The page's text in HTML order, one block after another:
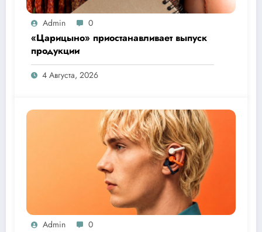
Admin 0
«Царицыно» приостанавливает выпуск
продукции
4 Августа, 2026
Admin 0